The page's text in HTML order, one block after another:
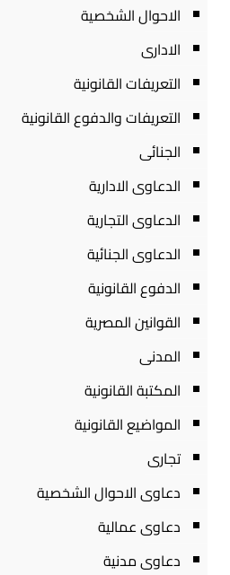
الاحوال الشخصية
الادارى
التعريفات القانونية
التعريفات والدفوع القانونية
الجنائى
الدعاوى الادارية
الدعاوى التجارية
الدعاوى الجنائية
الدفوع القانونية
القوانين المصرية
المدنى
المكتبة القانونية
المواضيع القانونية
تجارى
دعاوى الاحوال الشخصية
دعاوى عمالية
دعاوى مدنية